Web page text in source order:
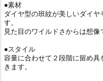
●素材
ダイヤ型の班紋が美しいダイ
す。
見た目のワイルドさからは想像
●スタイル
容量に合わせて２段階に留め
きます。